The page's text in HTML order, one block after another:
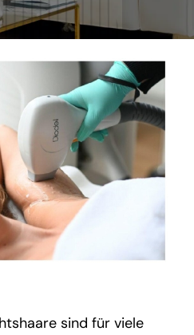
sind für viele